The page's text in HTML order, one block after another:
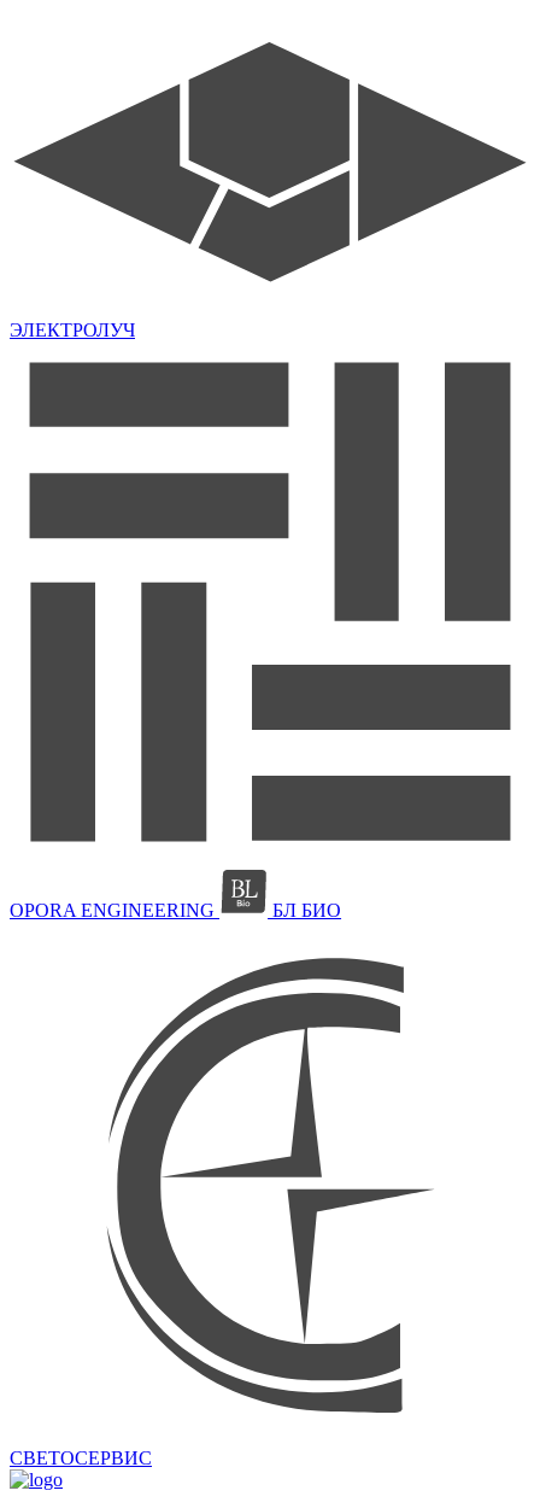
ЭЛЕКТРОЛУЧ
OPORA ENGINEERING БЛ БИО
СВЕТОСЕРВИС